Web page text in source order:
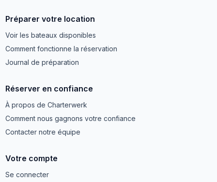
Préparer votre location
Voir les bateaux disponibles
Comment fonctionne la réservation
Journal de préparation
Réserver en confiance
À propos de Charterwerk
Comment nous gagnons votre confiance
Contacter notre équipe
Votre compte
Se connecter